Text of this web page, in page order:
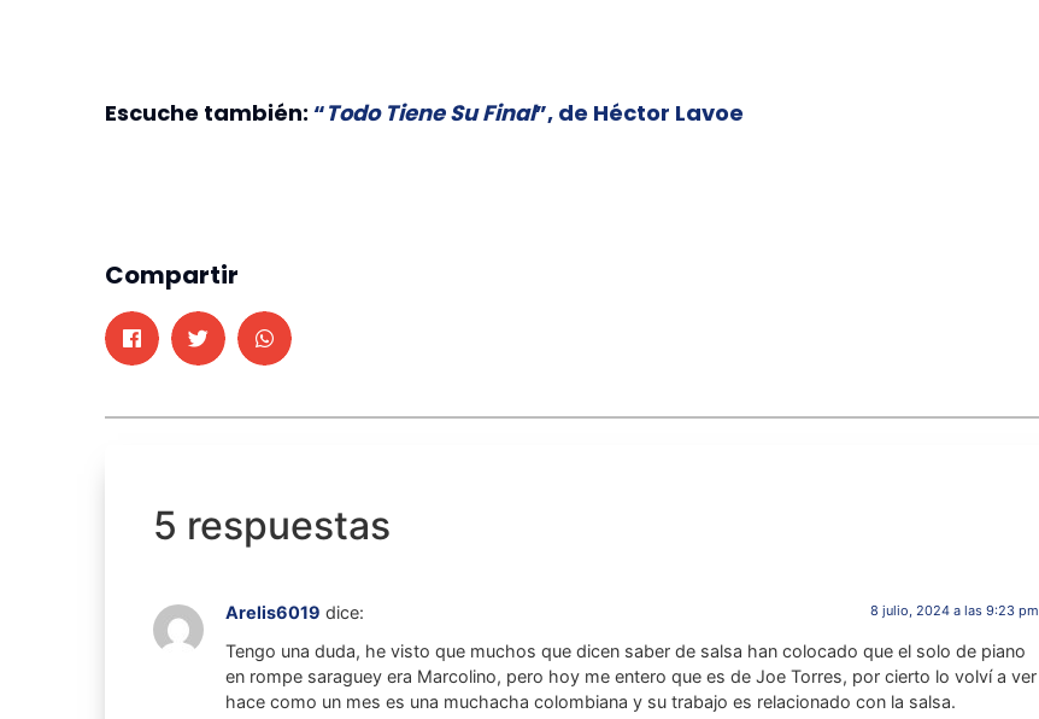
Escuche también: “Todo Tiene Su Final”, de Héctor Lavoe
Compartir
5 respuestas
Arelis6019 dice: 8 julio, 2024 a las 9:23 pm
Tengo una duda, he visto que muchos que dicen saber de salsa han colocado que el solo de piano
en rompe saraguey era Marcolino, pero hoy me entero que es de Joe Torres, por cierto lo volví a ver
hace como un mes es una muchacha colombiana y su trabajo es relacionado con la salsa.